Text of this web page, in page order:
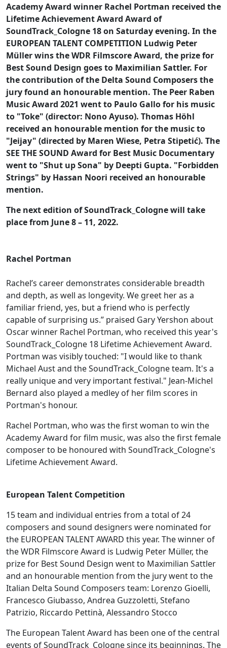
Academy Award winner Rachel Portman received the
Lifetime Achievement Award Award of
SoundTrack_Cologne 18 on Saturday evening. In the
EUROPEAN TALENT COMPETITION Ludwig Peter
Müller wins the WDR Filmscore Award, the prize for
Best Sound Design goes to Maximilian Sattler. For
the contribution of the Delta Sound Composers the
jury found an honourable mention. The Peer Raben
Music Award 2021 went to Paulo Gallo for his music
to "Toke" (director: Nono Ayuso). Thomas Höhl
received an honourable mention for the music to
"Jeijay" (directed by Maren Wiese, Petra Stipetić). The
SEE THE SOUND Award for Best Music Documentary
went to "Shut up Sona" by Deepti Gupta. "Forbidden
Strings" by Hassan Noori received an honourable
mention.
The next edition of SoundTrack_Cologne will take
place from June 8 – 11, 2022.
Rachel Portman
Rachel’s career demonstrates considerable breadth
and depth, as well as longevity. We greet her as a
familiar friend, yes, but a friend who is perfectly
capable of surprising us.” praised Gary Yershon about
Oscar winner Rachel Portman, who received this year's
SoundTrack_Cologne 18 Lifetime Achievement Award.
Portman was visibly touched: "I would like to thank
Michael Aust and the SoundTrack_Cologne team. It's a
really unique and very important festival." Jean-Michel
Bernard also played a medley of her film scores in
Portman's honour.
Rachel Portman, who was the first woman to win the
Academy Award for film music, was also the first female
composer to be honoured with SoundTrack_Cologne's
Lifetime Achievement Award.
European Talent Competition
15 team and individual entries from a total of 24
composers and sound designers were nominated for
the EUROPEAN TALENT AWARD this year. The winner of
the WDR Filmscore Award is Ludwig Peter Müller, the
prize for Best Sound Design went to Maximilian Sattler
and an honourable mention from the jury went to the
Italian Delta Sound Composers team: Lorenzo Gioelli,
Francesco Giubasso, Andrea Guzzoletti, Stefano
Patrizio, Riccardo Pettinà, Alessandro Stocco
The European Talent Award has been one of the central
events of SoundTrack_Cologne since its beginnings. The